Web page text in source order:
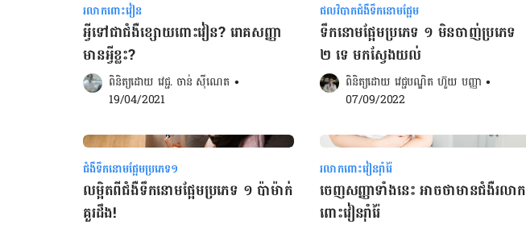
រលាកពោះវៀន
អ្វីទៅជាជំងឺខ្សោយពោះវៀន? រោគសញ្ញា
មានអ្វីខ្លះ?
ពិនិត្យដោយ វេជ្ជ. ចាន់ ស៊ីណេត •
19/04/2021
ផលវិបាកជំងឺទឹកនោមផ្អែម
​ទឹក​នោម​ផ្អែម​ប្រភេទ​​ ១ មិន​ចាញ់​ប្រភេទ ​
២ ទេ មក​ស្វែងយល់
ពិនិត្យដោយ វេជ្ជបណ្ឌិត ហ៊ួយ បញ្ញា •
07/09/2022
ជំងឺទឹកនោមផ្អែមប្រភេទ១
លម្អិតពីជំងឺ​ទឹកនោមផ្អែមប្រភេទ ១ ប៉ាម៉ាក់
គួរដឹង!
រលាកពោះវៀនរ៉ាំរ៉ៃ
ចេញសញ្ញាទាំងនេះ អាចថាមានជំងឺរលាក
ពោះវៀនរ៉ាំរ៉ៃ